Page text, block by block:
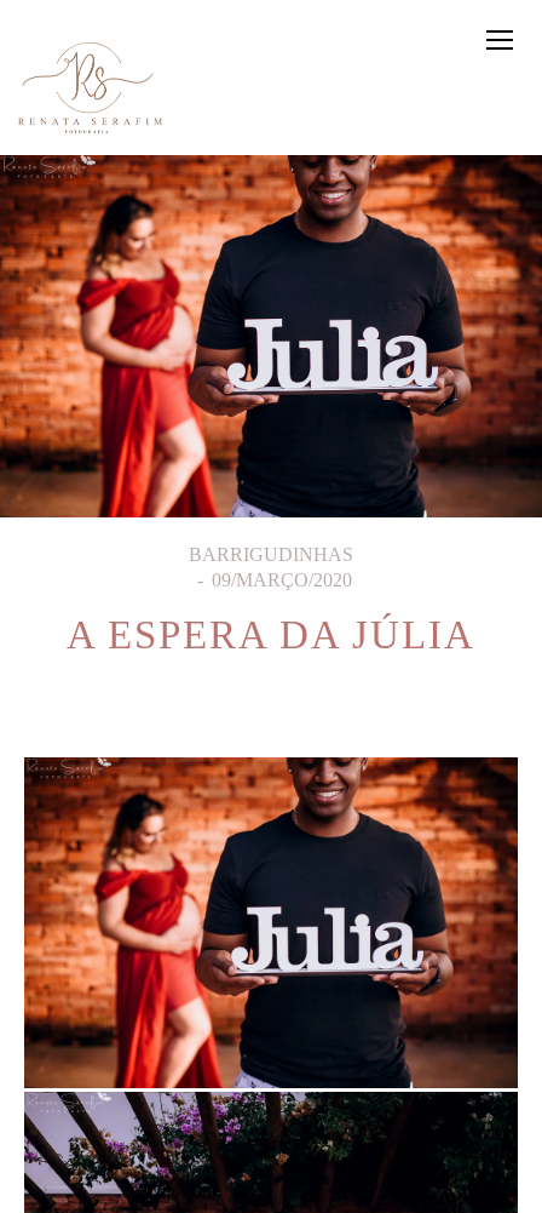
BARRIGUDINHAS
09/MARÇO/2020
A ESPERA DA JÚLIA